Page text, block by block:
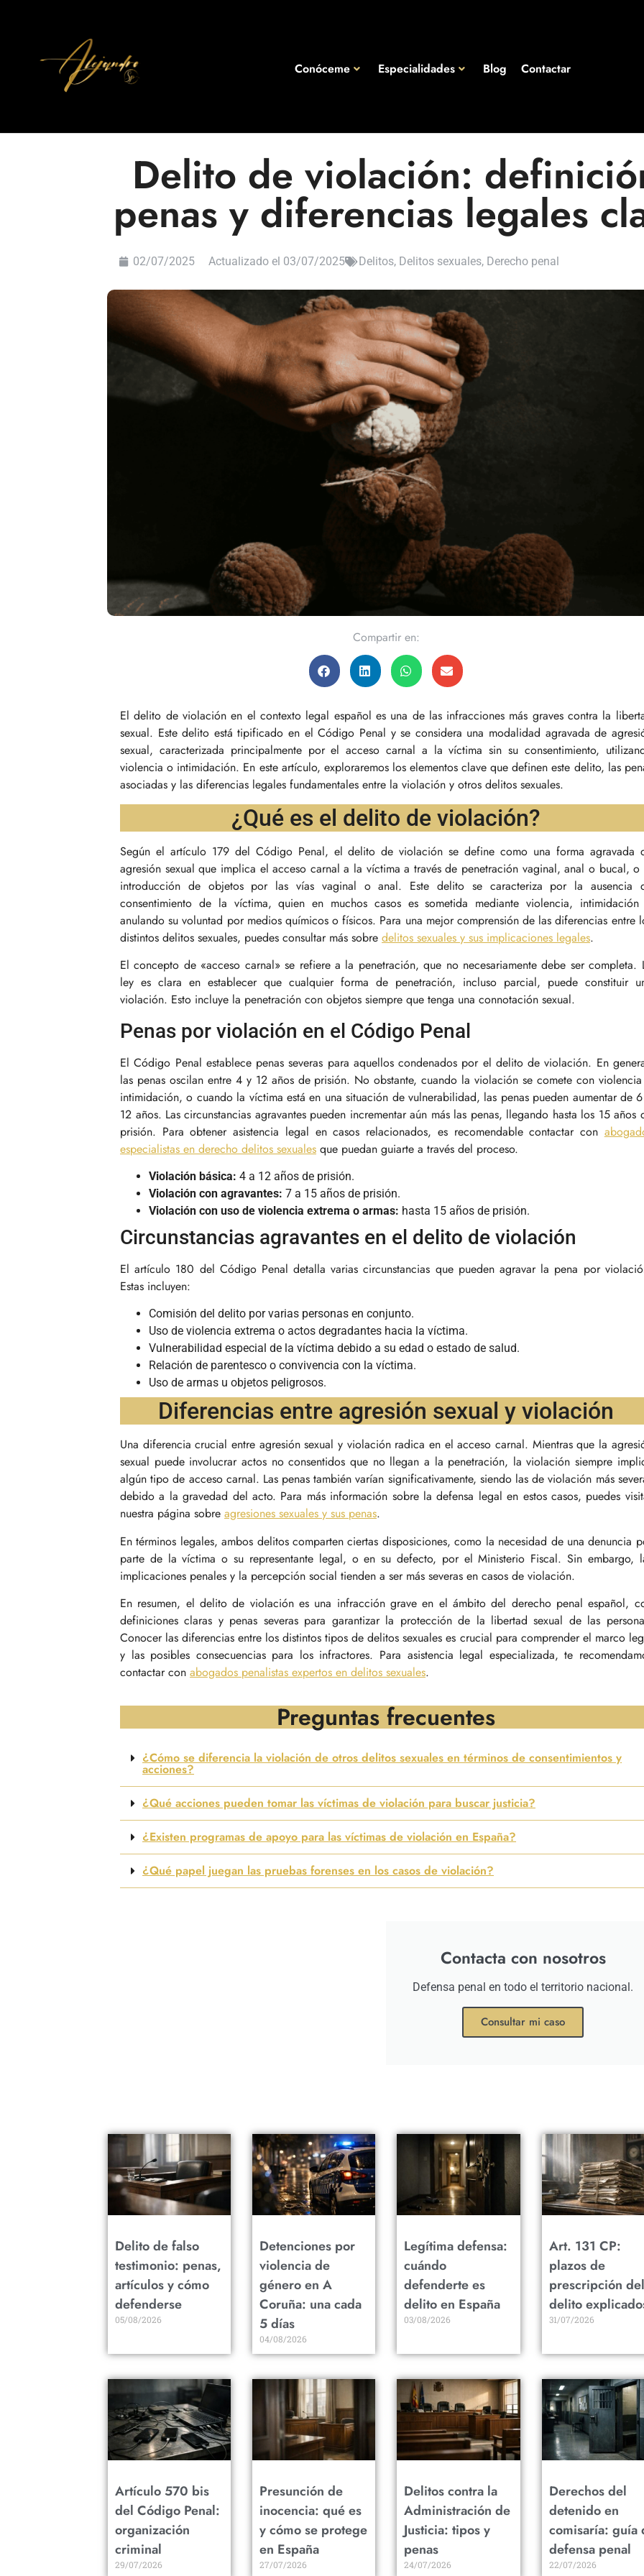
Conóceme Especialidades Blog Contactar
Delito de violación:
penas y diferencias legales
02/07/2025 Actualizado el 03/07/2025 Delitos, Delitos sexuales, Derecho penal
Compartir en:
El delito de violación en el contexto legal español es una de las infracciones más graves contra la
sexual. Este delito está tipificado en el Código Penal y se considera una modalidad agravada de
sexual, caracterizada principalmente por el acceso carnal a la víctima sin su consentimiento,
violencia o intimidación. En este artículo, exploraremos los elementos clave que definen este delito, las
asociadas y las diferencias legales fundamentales entre la violación y otros delitos sexuales.
¿Qué es el delito de violación?
Según el artículo 179 del Código Penal, el delito de violación se define como una forma agravada
agresión sexual que implica el acceso carnal a la víctima a través de penetración vaginal, anal o bucal, o
introducción de objetos por las vías vaginal o anal. Este delito se caracteriza por la ausencia
consentimiento de la víctima, quien en muchos casos es sometida mediante violencia,
anulando su voluntad por medios químicos o físicos. Para una mejor comprensión de las diferencias entre
distintos delitos sexuales, puedes consultar más sobredelitos sexuales y sus implicaciones legales.
El concepto de «acceso carnal» se refiere a la penetración, que no necesariamente debe ser completa.
ley es clara en establecer que cualquier forma de penetración, incluso parcial, puede constituir
violación. Esto incluye la penetración con objetos siempre que tenga una connotación sexual.
Penas por violación en el Código Penal
El Código Penal establece penas severas para aquellos condenados por el delito de violación. En
las penas oscilan entre 4 y 12 años de prisión. No obstante, cuando la violación se comete con
intimidación, o cuando la víctima está en una situación de vulnerabilidad, las penas pueden aumentar de
12 años. Las circunstancias agravantes pueden incrementar aún más las penas, llegando hasta los 15 años
prisión. Para obtener asistencia legal en casos relacionados, es recomendable contactar con
especialistas en derecho delitos sexuales que puedan guiarte a través del proceso.
Violación básica: 4 a 12 años de prisión.
Violación con agravantes: 7 a 15 años de prisión.
Violación con uso de violencia extrema o armas: hasta 15 años de prisión.
Circunstancias agravantes en el delito de violación
El artículo 180 del Código Penal detalla varias circunstancias que pueden agravar la pena por
Estas incluyen:
Comisión del delito por varias personas en conjunto.
Uso de violencia extrema o actos degradantes hacia la víctima.
Vulnerabilidad especial de la víctima debido a su edad o estado de salud.
Relación de parentesco o convivencia con la víctima.
Uso de armas u objetos peligrosos.
Diferencias entre agresión sexual y violación
Una diferencia crucial entre agresión sexual y violación radica en el acceso carnal. Mientras que la
sexual puede involucrar actos no consentidos que no llegan a la penetración, la violación siempre
algún tipo de acceso carnal. Las penas también varían significativamente, siendo las de violación más
debido a la gravedad del acto. Para más información sobre la defensa legal en estos casos, puedes
nuestra página sobreagresiones sexuales y sus penas.
En términos legales, ambos delitos comparten ciertas disposiciones, como la necesidad de una denuncia
parte de la víctima o su representante legal, o en su defecto, por el Ministerio Fiscal. Sin embargo,
implicaciones penales y la percepción social tienden a ser más severas en casos de violación.
En resumen, el delito de violación es una infracción grave en el ámbito del derecho penal español,
definiciones claras y penas severas para garantizar la protección de la libertad sexual de las
Conocer las diferencias entre los distintos tipos de delitos sexuales es crucial para comprender el marco
y las posibles consecuencias para los infractores. Para asistencia legal especializada, te
contactar conabogados penalistas expertos en delitos sexuales.
Preguntas frecuentes
¿Cómo se diferencia la violación de otros delitos sexuales en términos de consentimientos y
acciones?
¿Qué acciones pueden tomar las víctimas de violación para buscar justicia?
¿Existen programas de apoyo para las víctimas de violación en España?
¿Qué papel juegan las pruebas forenses en los casos de violación?
Contacta con nosotros
Defensa penal en todo el territorio nacional.
Consultar mi caso
Delito de falso
testimonio: penas,
artículos y cómo
defenderse
05/08/2026
Detenciones por
violencia de
género en A
Coruña: una cada
5 días
04/08/2026
Legítima defensa:
cuándo
defenderte es
delito en España
03/08/2026
Art. 131 CP:
plazos de
prescripción del
delito
31/07/2026
Artículo 570 bis
del Código Penal:
organización
criminal
29/07/2026
Presunción de
inocencia: qué es
y cómo se protege
en España
27/07/2026
Delitos contra la
Administración de
Justicia: tipos y
penas
24/07/2026
Derechos del
detenido en
comisaría: guía
defensa penal
22/07/2026